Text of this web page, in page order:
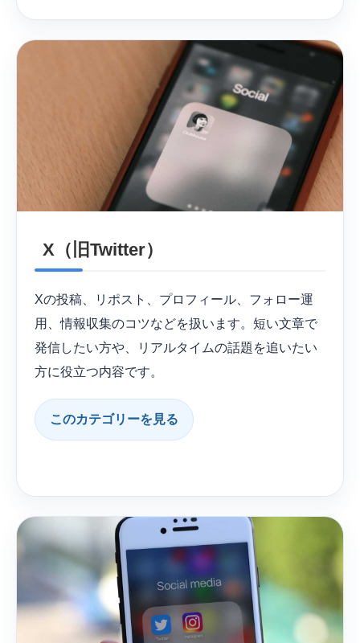
X（旧Twitter）
Xの投稿、リポスト、プロフィール、フォロー運
用、情報収集のコツなどを扱います。短い文章で
発信したい方や、リアルタイムの話題を追いたい
方に役立つ内容です。
このカテゴリーを見る